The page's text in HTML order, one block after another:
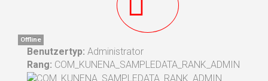
Offline
Benutzertyp: Administrator
Rang: COM_KUNENA_SAMPLEDATA_RANK_ADMIN